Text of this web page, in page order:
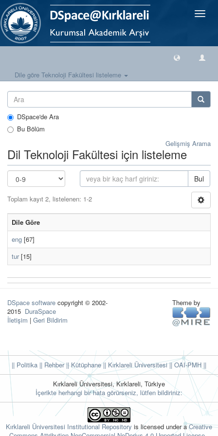
Geçiş
Dile göre Teknoloji Fakültesi listeleme
DSpace'de Ara
Bu Bölüm
Gelişmiş Arama
Dil Teknoloji Fakültesi için listeleme
Bul
Toplam kayıt 2, listelenen: 1-2
Dile Göre
eng [67]
tur[15]
DSpace software copyright © 2002-
2015 DuraSpace
İletişim | Geri Bildirim
Theme by
|| Politika || Rehber|| Kütüphane|| Kırklareli Üniversitesi ||OAI-PMH ||
Kırklareli Üniversitesi, Kırklareli, Türkiye
İçerikte herhangi bir hata görürseniz, lütfen bildiriniz:
Kırklareli Üniversitesi Institutional Repository is licensed under aCreative